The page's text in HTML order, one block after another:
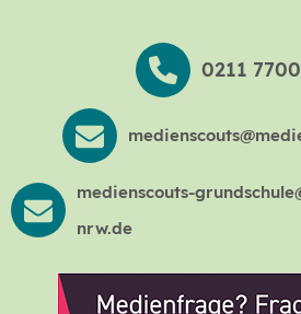
0211
medienscouts-
nrw.de